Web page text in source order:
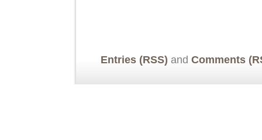
Entries (RSS) and Comments